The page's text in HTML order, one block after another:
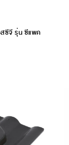
สซีจี รุ่น ซีแพค